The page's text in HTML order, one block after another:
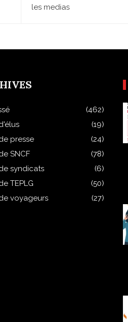
les medias
(462)
(19)
presse
(24)
SNCF
(78)
syndicats
(6)
TEPLG
(50)
voyageurs
(27)